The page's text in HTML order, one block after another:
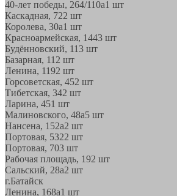
40-лет победы, 264/110а1 шт
Каскадная, 722 шт
Королева, 30а1 шт
Красноармейская, 1443 шт
Будённовский, 113 шт
Базарная, 11 2 шт
Ленина, 1192 шт
Горсоветская, 452 шт
Тибетская, 342 шт
Ларина, 451 шт
Малиновского, 48а5 шт
Нансена, 152а2 шт
Портовая, 5322 шт
Портовая, 703 шт
Рабочая площадь, 192 шт
Сальский, 28a2 шт
г.Батайск
Ленина, 168а1 шт